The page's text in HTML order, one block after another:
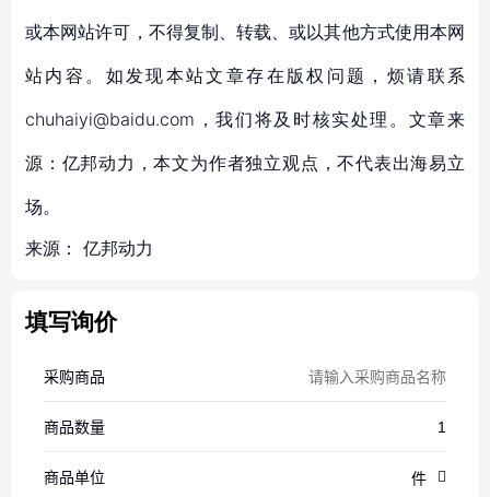
或本网站许可，不得复制、转载、或以其他方式使用本网
站内容。如发现本站文章存在版权问题，烦请联系
chuhaiyi@baidu.com，我们将及时核实处理。文章来
源：亿邦动力，本文为作者独立观点，不代表出海易立
场。
来源： 亿邦动力
填写询价